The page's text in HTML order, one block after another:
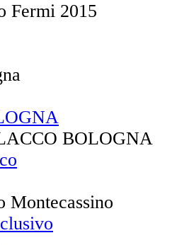
Fermi 2015
BOLOGNA
Montecassino